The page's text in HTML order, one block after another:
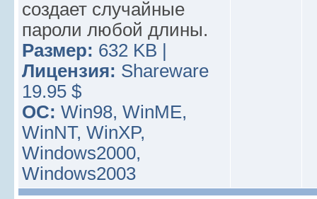
создает случайные
пароли любой длины.
Размер: 632 KB |
Лицензия: Shareware
19.95 $
ОС: Win98, WinME,
WinNT, WinXP,
Windows2000,
Windows2003